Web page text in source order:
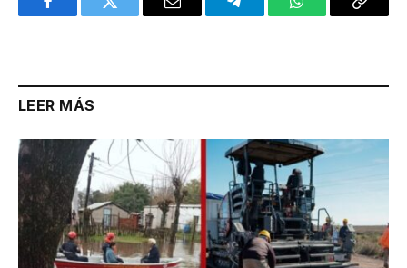
FacebookTwitter Email TelegramWhatsAppCopy
LEER MÁS